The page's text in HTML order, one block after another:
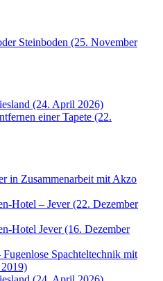
Steinboden (25. November
(24. April 2026)
einer Tapete (22.
in Zusammenarbeit mit Akzo
Hotel – Jever (22. Dezember
Hotel Jever (16. Dezember
Spachteltechnik mit